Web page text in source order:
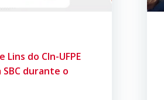
do CIn-UFPE
durante o